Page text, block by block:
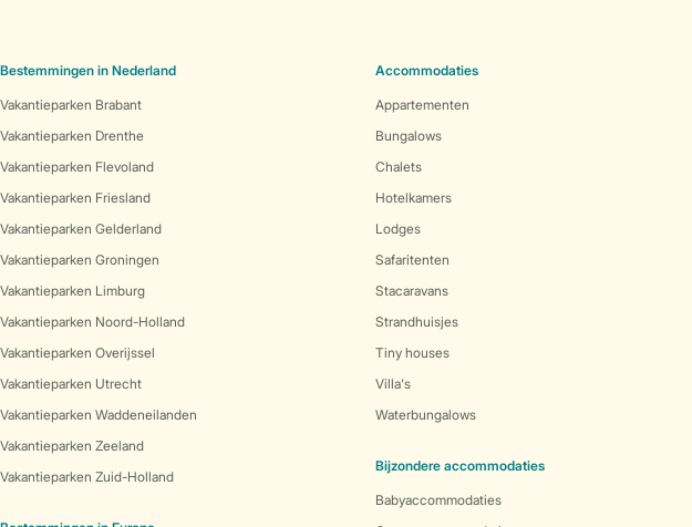
Bestemmingen in Nederland
Vakantieparken Brabant
Vakantieparken Drenthe
Vakantieparken Flevoland
Vakantieparken Friesland
Vakantieparken Gelderland
Vakantieparken Groningen
Vakantieparken Limburg
Vakantieparken Noord-Holland
Vakantieparken Overijssel
Vakantieparken Utrecht
Vakantieparken Waddeneilanden
Vakantieparken Zeeland
Vakantieparken Zuid-Holland
Accommodaties
Appartementen
Bungalows
Chalets
Hotelkamers
Lodges
Safaritenten
Stacaravans
Strandhuisjes
Tiny houses
Villa's
Waterbungalows
Bijzondere accommodaties
Babyaccommodaties